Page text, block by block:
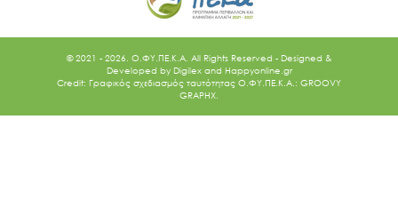
© 2021 - 2026. O.ΦΥ.ΠΕ.Κ.Α. All Rights Reserved - Designed &
Developed by Digilex and Happyonline.gr
Credit: Γραφικός σχεδιασμός ταυτότητας Ο.ΦΥ.ΠΕ.Κ.Α.: GROOVY
GRAPHX.